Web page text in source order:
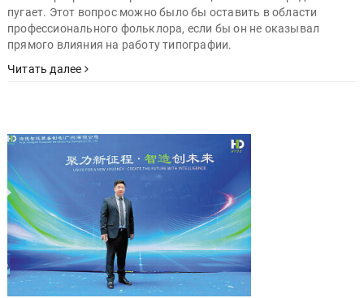
пугает. Этот вопрос можно было бы оставить в области
профессионального фольклора, если бы он не оказывал
прямого влияния на работу типографии.
Читать далее